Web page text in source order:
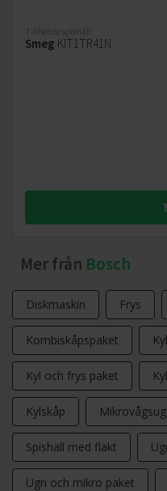
Tillbehör spishäll
Smeg KIT1TR41N
Mer från Bosch
Diskmaskin Frys
Kombiskåpspaket
Kyl och frys paket
Kylskåp
Spishäll med fläkt
Ugn och mikro paket